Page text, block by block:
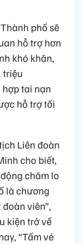
phố sẽ
hỗ trợ hơn
khó khăn,
triệu
tai nạn
hỗ trợ tối
Liên đoàn
cho biết,
chăm lo
là chương
viên”,
kiện trở về
“Tấm vé